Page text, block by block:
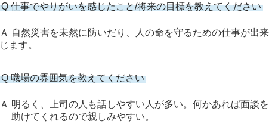
Q 仕事でやりがいを感じたこと/将来の目標を教えてください
Ａ 自然災害を未然に防いだり、人の命を守るための仕事が出
じます。
Q 職場の雰囲気を教えてください
Ａ 明るく、上司の人も話しやすい人が多い。何かあれば面談を
助けてくれるので親しみやすい。